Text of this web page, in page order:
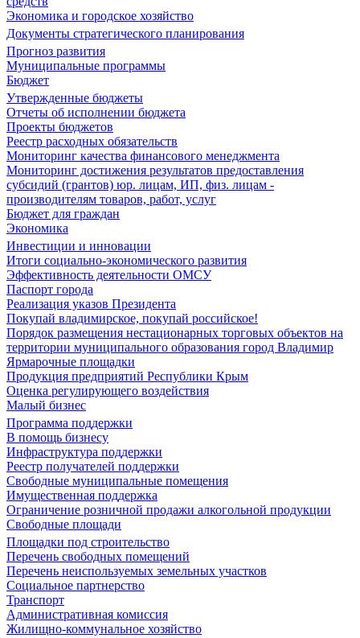
Экономика и городское хозяйство
Документы стратегического планирования
Прогноз развития
Муниципальные программы
Бюджет
Утвержденные бюджеты
Отчеты об исполнении бюджета
Проекты бюджетов
Реестр расходных обязательств
Мониторинг качества финансового менеджмента
Мониторинг достижения результатов предоставления
субсидий (грантов) юр. лицам, ИП, физ. лицам -
производителям товаров, работ, услуг
Бюджет для граждан
Экономика
Инвестиции и инновации
Итоги социально-экономического развития
Эффективность деятельности ОМСУ
Паспорт города
Реализация указов Президента
Покупай владимирское, покупай российское!
Порядок размещения нестационарных торговых объектов на
территории муниципального образования город Владимир
Ярмарочные площадки
Продукция предприятий Республики Крым
Оценка регулирующего воздействия
Малый бизнес
Программа поддержки
В помощь бизнесу
Инфраструктура поддержки
Реестр получателей поддержки
Свободные муниципальные помещения
Имущественная поддержка
Ограничение розничной продажи алкогольной продукции
Свободные площади
Площадки под строительство
Перечень свободных помещений
Перечень неиспользуемых земельных участков
Социальное партнерство
Транспорт
Административная комиссия
Жилищно-коммунальное хозяйство